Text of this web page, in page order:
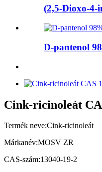
(2,5-Dioxo-4-
D-pantenol
Cink-ricinoleát
Termék neve:Cink-ricinoleát
Márkanév:MOSV ZR
CAS-szám:13040-19-2